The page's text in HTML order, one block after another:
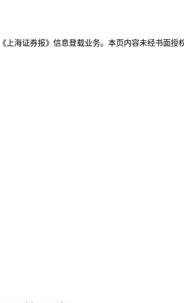
上海证券报》信息登载业务。本页内容未经书面